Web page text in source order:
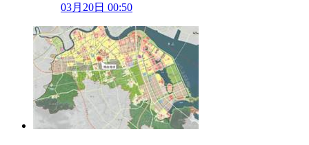
03月20日 00:50